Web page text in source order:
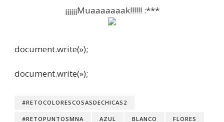
¡¡¡¡¡¡Muaaaaaaak!!!!!! :***
document.write(»);
document.write(»);
#RETOCOLORESCOSASDECHICAS2
#RETOPUNTOSMNA AZUL BLANCO FLORES